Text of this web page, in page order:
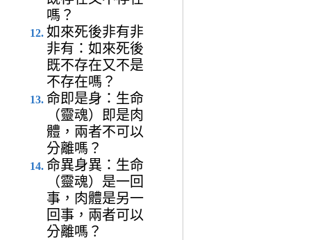
嗎？
如來死後非有非
非有：如來死後
既不存在又不是
不存在嗎？
命即是身：生命
（靈魂）即是肉
體，兩者不可以
分離嗎？
命異身異：生命
（靈魂）是一回
事，肉體是另一
回事，兩者可以
分離嗎？